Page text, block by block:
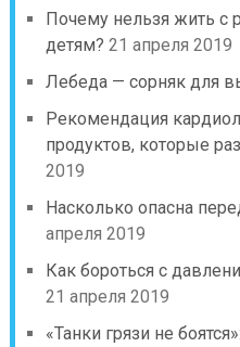
Почему нельзя жить с
детям? 21 апреля 2019
Лебеда — сорняк для
Рекомендация
продуктов, которые
2019
Насколько опасна
апреля 2019
Как бороться с
21 апреля 2019
«Танки грязи не